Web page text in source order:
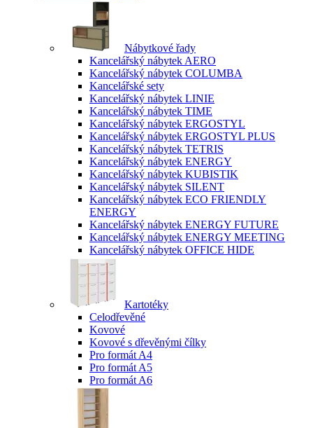
Nábytkové řady
Kancelářský nábytek AERO
Kancelářský nábytek COLUMBA
Kancelářské sety
Kancelářský nábytek LINIE
Kancelářský nábytek TIME
Kancelářský nábytek ERGOSTYL
Kancelářský nábytek ERGOSTYL PLUS
Kancelářský nábytek TETRIS
Kancelářský nábytek ENERGY
Kancelářský nábytek KUBISTIK
Kancelářský nábytek SILENT
Kancelářský nábytek ECO FRIENDLY
ENERGY
Kancelářský nábytek ENERGY FUTURE
Kancelářský nábytek ENERGY MEETING
Kancelářský nábytek OFFICE HIDE
Kartotéky
Celodřevěné
Kovové
Kovové s dřevěnými čílky
Pro formát A4
Pro formát A5
Pro formát A6